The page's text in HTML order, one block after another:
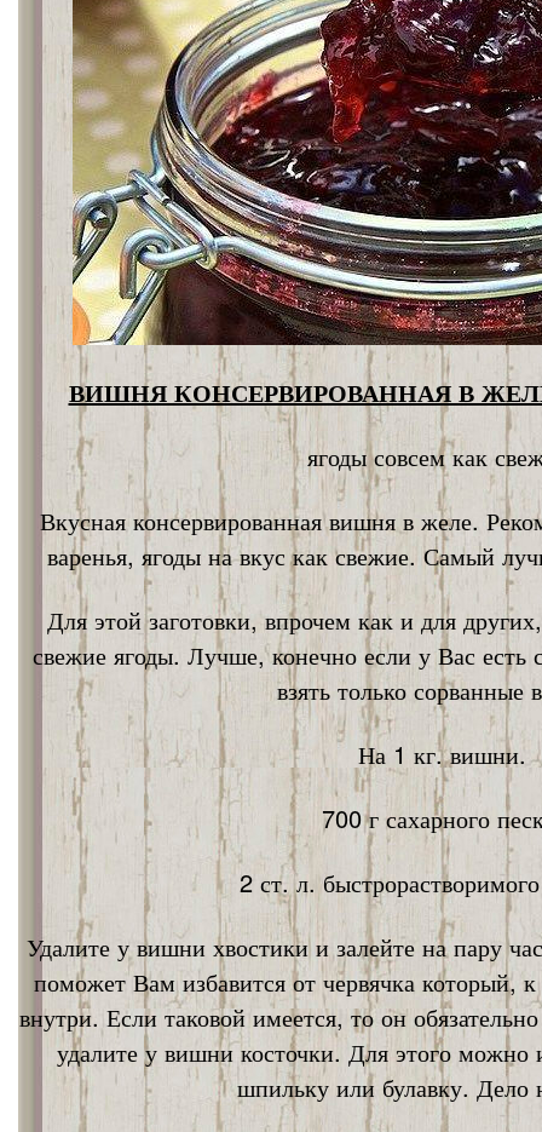
ВИШНЯ КОНСЕРВИРОВАННАЯ В
ягоды совсем как
Вкусная консервированная вишня в желе.
варенья, ягоды на вкус как свежие. Самый
Для этой заготовки, впрочем как и для
свежие ягоды. Лучше, конечно если у Вас
взять только сорванные
На 1 кг. вишни.
700 г сахарного
2 ст. л.
Удалите у вишни хвостики и залейте на пару
поможет Вам избавится от червячка который,
внутри. Если таковой имеется, то он
удалите у вишни косточки. Для этого можно
шпильку или булавку. Дело